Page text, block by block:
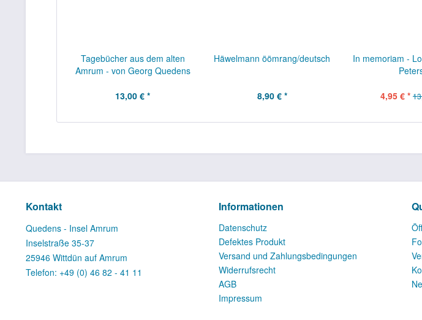
Tagebücher aus dem alten
Amrum - von Georg Quedens
13,00 € *
Häwelmann öömrang/deutsch
8,90 € *
In memoriam -
4,95 € *
Kontakt
Quedens - Insel Amrum
Inselstraße 35-37
25946 Wittdün auf Amrum
Telefon: +49 (0) 46 82 - 41 11
Informationen
Datenschutz
Defektes Produkt
Versand und Zahlungsbedingungen
Widerrufsrecht
AGB
Impressum